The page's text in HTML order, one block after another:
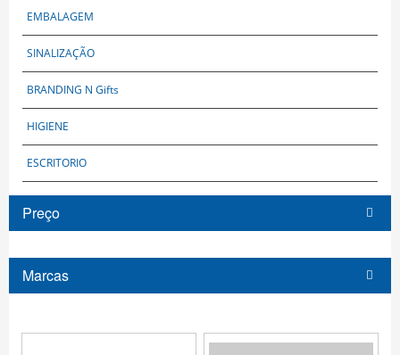
EMBALAGEM
SINALIZAÇÃO
BRANDING N Gifts
HIGIENE
ESCRITORIO
Preço
Marcas